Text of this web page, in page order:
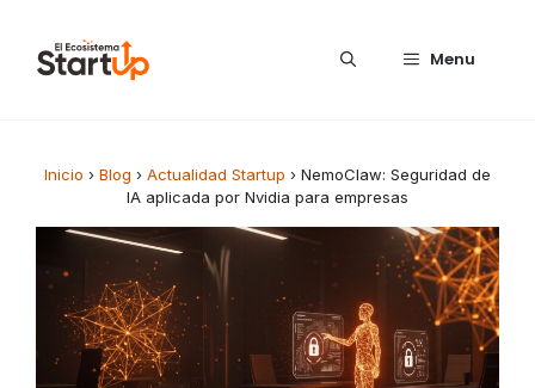
Menu
Inicio › Blog › Actualidad Startup › NemoClaw: Seguridad de
IA aplicada por Nvidia para empresas